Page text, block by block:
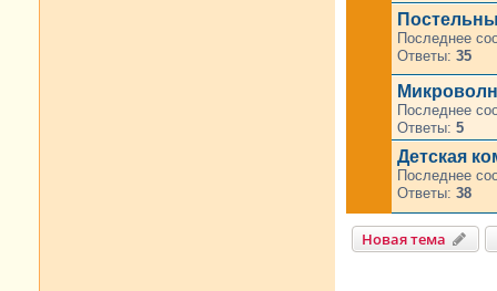
Последнее
Ответы: 35
Последнее
Ответы: 5
Детская
Последнее
Ответы: 38
Новая тема